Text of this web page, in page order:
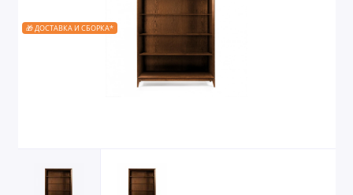
🎁 ДОСТАВКА И СБОРКА*